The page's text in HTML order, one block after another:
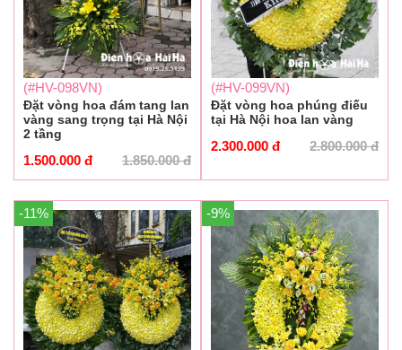
(#HV-098VN)
Đặt vòng hoa đám tang lan
vàng sang trọng tại Hà Nội
2 tầng
1.850.000đ
1.500.000 đ
(#HV-099VN)
Đặt vòng hoa phúng điếu
tại Hà Nội hoa lan vàng
2.800.000đ
2.300.000 đ
-11% -9%